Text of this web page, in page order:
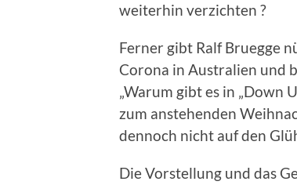
weiterhin verzichten ?
Ferner gibt Ralf Bruegge
Corona in Australien und
„Warum gibt es in „Down
zum anstehenden
dennoch nicht auf den
Die Vorstellung und das